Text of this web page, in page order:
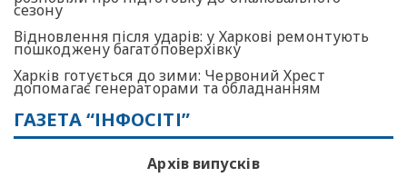
сезону
Відновлення після ударів: у Харкові ремонтують
пошкоджену багатоповерхівку
Харків готується до зими: Червоний Хрест
допомагає генераторами та обладнанням
ГАЗЕТА “ІНФОСІТІ”
Архів випусків